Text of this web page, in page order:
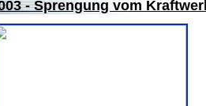
- Sprengung vom